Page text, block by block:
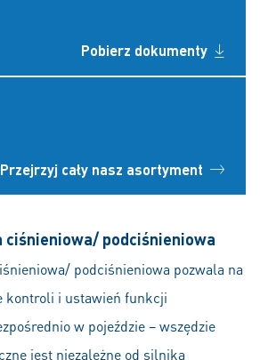
Pobierz dokumenty
Przejrzyj cały nasz asortyment
ciśnieniowa/ podciśnieniowa
podciśnieniowa pozwala na
kontroli i ustawień funkcji
w pojeździe – wszędzie
jest niezależne od silnika